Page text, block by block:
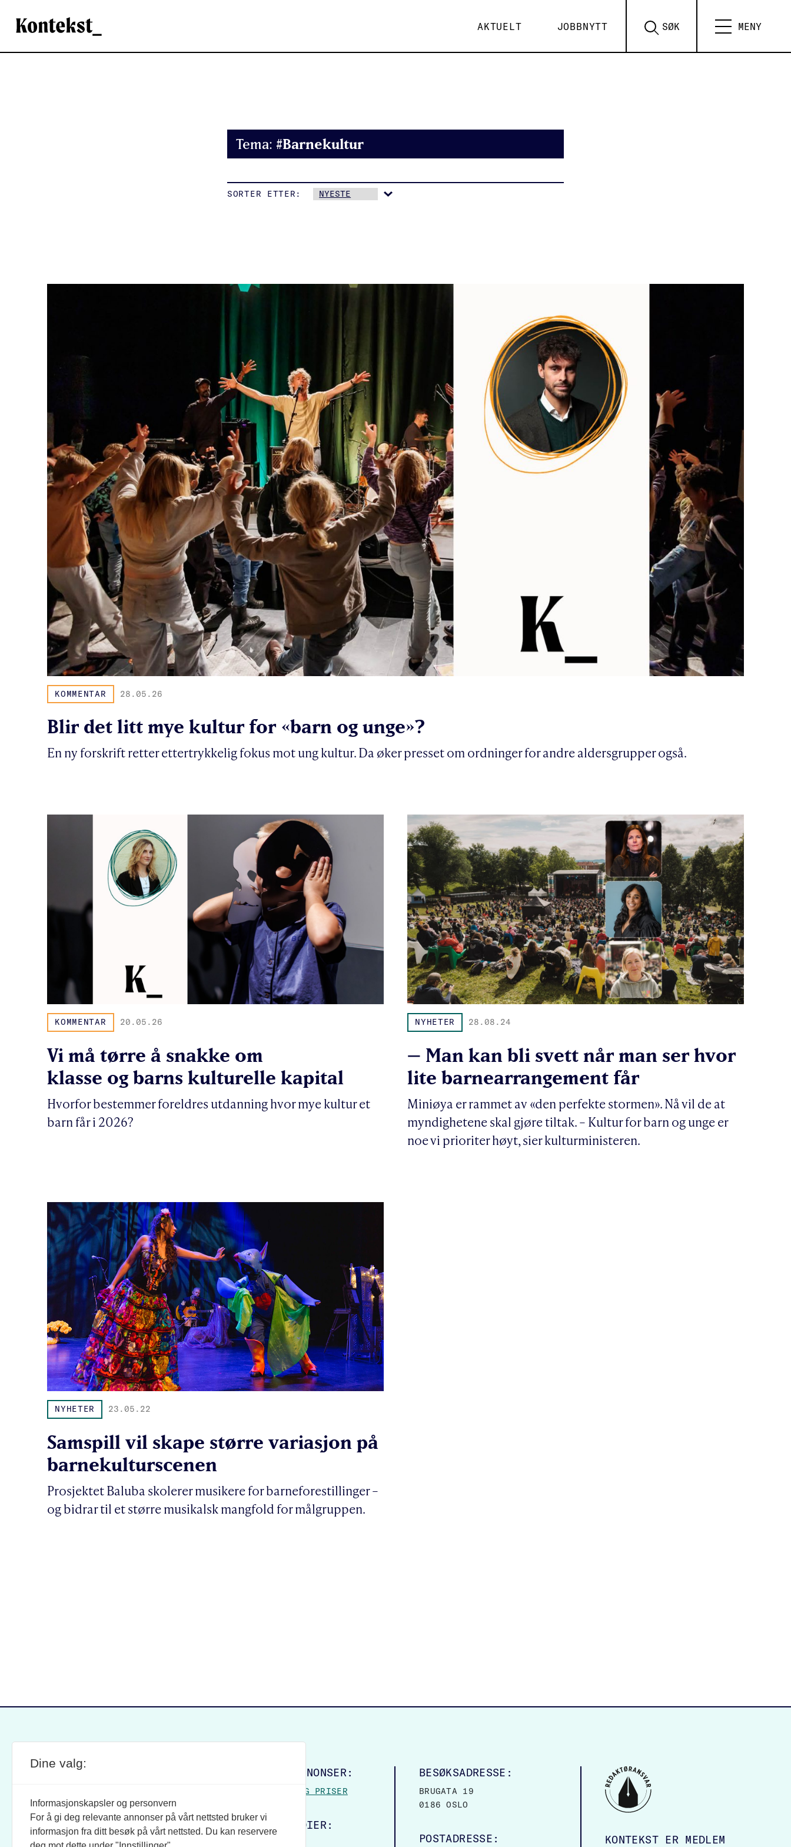
Kontekst AKTUELT JOBBNYTT SØK MENY
Tema: #Barnekultur
SORTER ETTER:
KOMMENTAR 28.05.26
Blir det litt mye kultur for «barn og unge»?
En ny forskrift retter ettertrykkelig fokus mot ung kultur. Da øker presset om ordninger for andre aldersgrupper også.
KOMMENTAR 20.05.26
Vi må tørre å snakke om
klasse og barns kulturelle kapital
Hvorfor bestemmer foreldres utdanning hvor mye kultur et
barn får i 2026?
NYHETER 28.08.24
– Man kan bli svett når man ser hvor
lite barnearrangement får
Miniøya er rammet av «den perfekte stormen». Nå vil de at
myndighetene skal gjøre tiltak. – Kultur for barn og unge er
noe vi prioriter høyt, sier kulturministeren.
NYHETER 23.05.22
Samspill vil skape større variasjon på
barnekulturscenen
Prosjektet Baluba skolerer musikere for barneforestillinger –
og bidrar til et større musikalsk mangfold for målgruppen.
SITE FOOTERANSVARLIG REDAKTØR:
JOURNALISTER:
EVEN FINSRUD
STILLINGSANNONSER:
INFORMASJON OG PRISER
SOSIALE MEDIER:
BESØKSADRESSE:
BRUGATA 19
0186 OSLO
POSTADRESSE:
KONTEKST ER MEDLEM
Dine valg:
Informasjonskapsler og personvern
For å gi deg relevante annonser på vårt nettsted bruker vi
informasjon fra ditt besøk på vårt nettsted. Du kan reservere